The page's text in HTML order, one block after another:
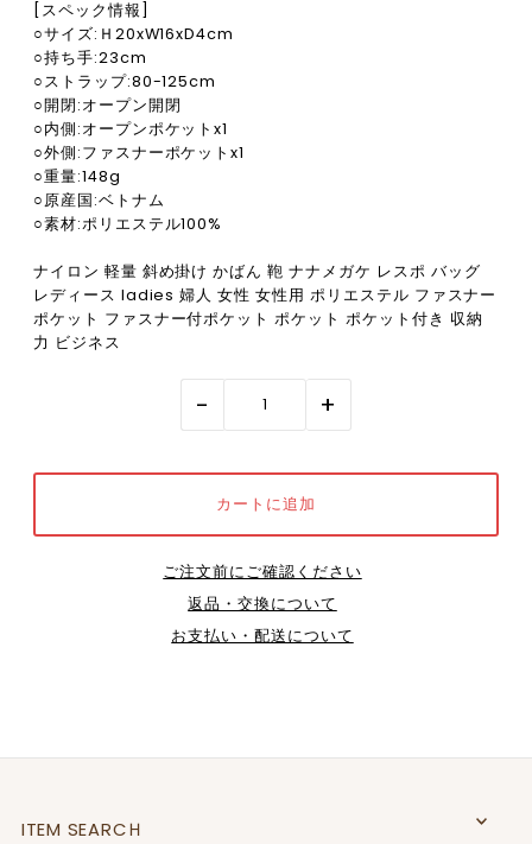
[スペック情報]
○サイズ:Ｈ20xW16xD4cm
○持ち手:23cm
○ストラップ:80-125cm
○開閉:オープン開閉
○内側:オープンポケットx1
○外側:ファスナーポケットx1
○重量:148g
○原産国:ベトナム
○素材:ポリエステル100%
ナイロン 軽量 斜め掛け かばん 鞄 ナナメガケ レスポ バッグ
レディース ladies 婦人 女性 女性用 ポリエステル ファスナー
ポケット ファスナー付ポケット ポケット ポケット付き 収納
力 ビジネス
- +
ご注文前にご確認ください
返品・交換について
お支払い・配送について
ITEM SEARCＨ